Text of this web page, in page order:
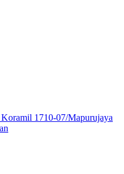
1710-07/Mapurujaya